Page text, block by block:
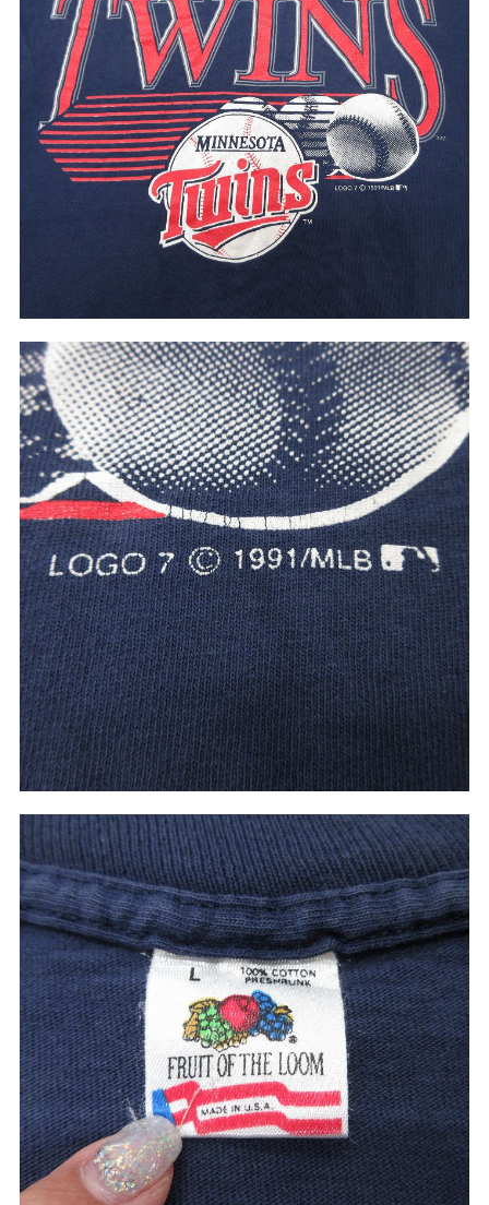
Search by Particularこだわりから探す
Search by Sizeサイズから探す（メンズ）
ジャケット XS S M L XL
XS S M
S M
Tシャツ XS S M L XL
パンツ
W30以下 W31,W32
W33,W34 W35,W36
W37以上
Search by Maniacマニアックから探す
バンド
Tシャツ
アニメ
Tシャツ
映画
Tシャツ
USA製
ボロ ミリタリー
すべてのマニアックを見る
Search by Period年代から探す
90年代 80年代 70年代
60年代 50年代 40年代
すべての年代を見る